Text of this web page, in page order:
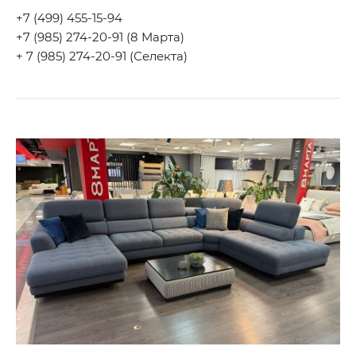
+7 (499) 455-15-94
+7 (985) 274-20-91 (8 Марта)
+ 7 (985) 274-20-91 (Селекта)